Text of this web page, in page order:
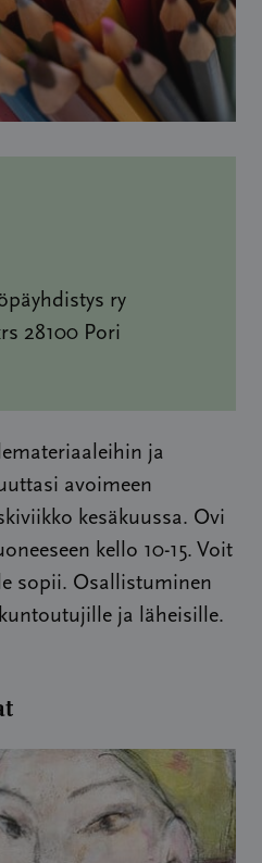
ry
28100 Pori
ja
avoimeen
kesäkuussa. Ovi
kello 10-15. Voit
sopii. Osallistuminen
ja läheisille.